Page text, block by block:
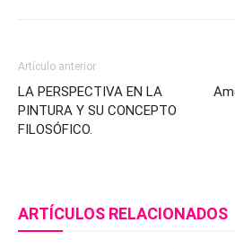
Artículo anterior
LA PERSPECTIVA EN LA
PINTURA Y SU CONCEPTO
FILOSÓFICO.
ARTÍCULOS RELACIONADOS